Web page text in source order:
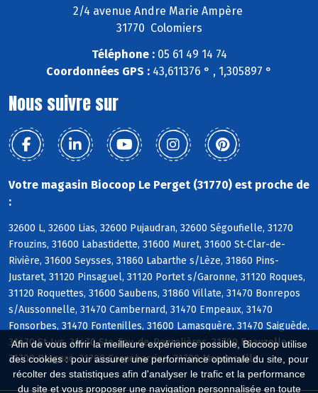
Afin de vous offrir la meilleure expérience possible, Biocoop utilise
des cookies : pour assurer une performance optimale du site, pour
récolter des statistiques afin d'analyser le trafic et la performance
du site et vous proposer une navigation personnalisée en toute
2/4 avenue Andre Marie Ampère
31770 Colomiers
Téléphone :05 61 49 14 74
Coordonnées GPS : 43,611376 ° , 1,305897 °
Nous suivre sur
Votre magasin Biocoop Le Perget (31770) est proche de
:
32600 L, 32600 Lias, 32600 Pujaudran, 32600 Ségoufielle, 31270
Frouzins, 31600 Labastidette, 31600 Muret, 31600 St-Clar-de-
Rivière, 31600 Seysses, 31860 Labarthe s/Lèze, 31860 Pins-
Justaret, 31120 Pinsaguel, 31120 Portet s/Garonne, 31120 Roques,
31120 Roquettes, 31600 Saubens, 31860 Villate, 31470 Bonrepos
s/Aussonnelle, 31470 Cambernard, 31470 Empeaux, 31470
Fonsorbes, 31470 Fontenilles, 31600 Lamasquère, 31470 Saiguède,
31470 St-Lys, 31470 Ste-Foy-de-Peyrolières, 31700 Beauzelle,
31700 Blagnac, 31700 Cornebarrieu, 31700 Mondonville